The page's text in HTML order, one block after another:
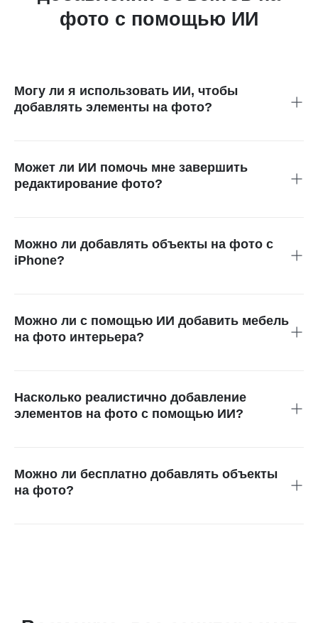
фото с помощью ИИ
Могу ли я использовать ИИ, чтобы
добавлять элементы на фото?
фотографий быстрее, удобнее и надёжнее. Благодаря
точной работе ИИ от insMind, процесс создания
изображений стал максимально плавным.
Может ли ИИ помочь мне завершить
редактирование фото?
помощью insMind вы сможете добавить объект на фото,
заменить нежелательные элементы и отредактировать
снимок по своему усмотрению.
Можно ли добавлять объекты на фото с
iPhone?
откройте браузер, перейдите на сайт insmind.com,
загрузите фото, выделите нужную область, введите
описание — и начните редактировать.
Можно ли с помощью ИИ добавить мебель
на фото интерьера?
и визуализировать различные варианты планировки и
стиля. Просто опишите, что вы хотите видеть — и ИИ
сделает всё за считанные секунды.
Насколько реалистично добавление
элементов на фото с помощью ИИ?
выделенную область и эффективно интерпретирует ваш
запрос, обеспечивая естественное размещение объекта
на фото.
Можно ли бесплатно добавлять объекты
на фото?